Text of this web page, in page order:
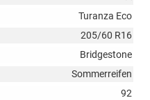
Turanza Eco
205/60 R16
Bridgestone
Sommerreifen
92